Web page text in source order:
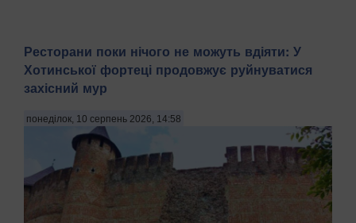
Ресторани поки нічого не можуть вдіяти: У
Хотинської фортеці продовжує руйнуватися
захісний мур
понеділок, 10 серпень 2026, 14:58